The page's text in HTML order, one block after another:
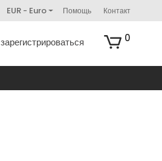
EUR - Euro Помощь Контакт
зарегистрироваться 0